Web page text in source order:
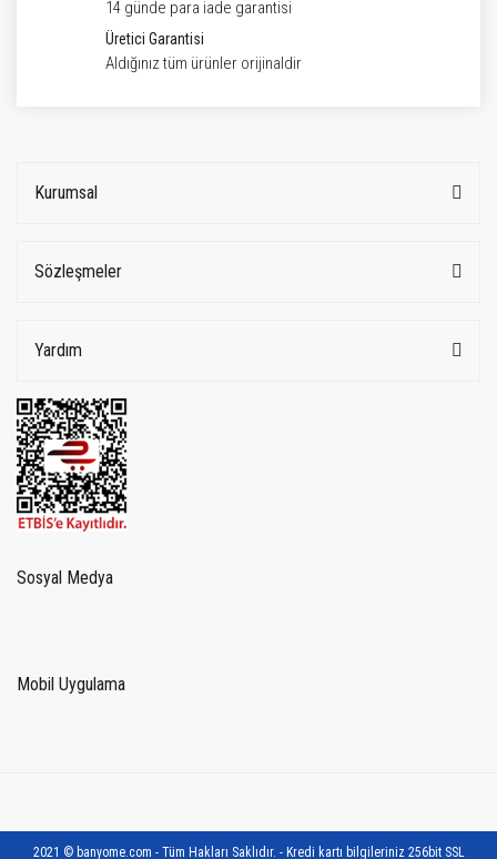
14 günde para iade garantisi
Üretici Garantisi
Aldığınız tüm ürünler orijinaldir
Kurumsal
Sözleşmeler
Yardım
Sosyal Medya
Mobil Uygulama
2021 © banyome.com - Tüm Hakları Saklıdır. - Kredi kartı bilgileriniz 256bit SSL